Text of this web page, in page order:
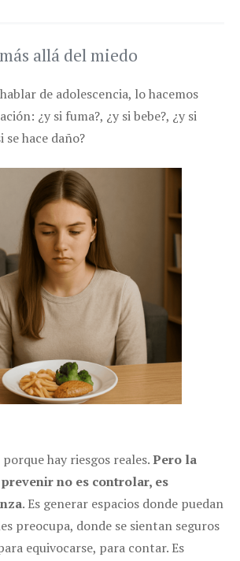
allá del miedo
de adolescencia, lo hacemos
¿y si fuma?, ¿y si bebe?, ¿y si
se hace daño?
hay riesgos reales.Pero la
no es controlar, es
. Es generar espacios donde puedan
preocupa, donde se sientan seguros
equivocarse, para contar. Es